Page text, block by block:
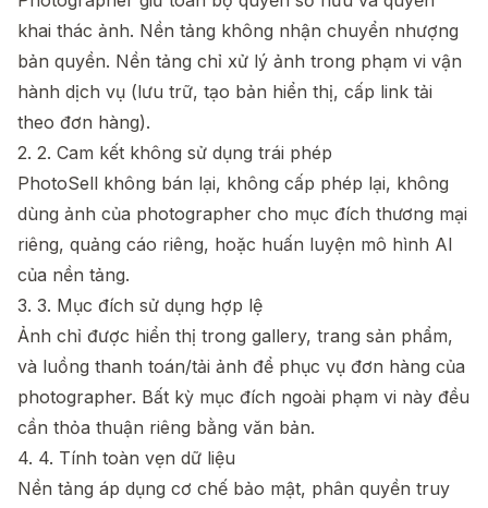
khai thác ảnh. Nền tảng không nhận chuyển nhượng
bản quyền. Nền tảng chỉ xử lý ảnh trong phạm vi vận
hành dịch vụ (lưu trữ, tạo bản hiển thị, cấp link tải
theo đơn hàng).
2. 2. Cam kết không sử dụng trái phép
PhotoSell không bán lại, không cấp phép lại, không
dùng ảnh của photographer cho mục đích thương mại
riêng, quảng cáo riêng, hoặc huấn luyện mô hình AI
của nền tảng.
3. 3. Mục đích sử dụng hợp lệ
Ảnh chỉ được hiển thị trong gallery, trang sản phẩm,
và luồng thanh toán/tải ảnh để phục vụ đơn hàng của
photographer. Bất kỳ mục đích ngoài phạm vi này đều
cần thỏa thuận riêng bằng văn bản.
4. 4. Tính toàn vẹn dữ liệu
Nền tảng áp dụng cơ chế bảo mật, phân quyền truy